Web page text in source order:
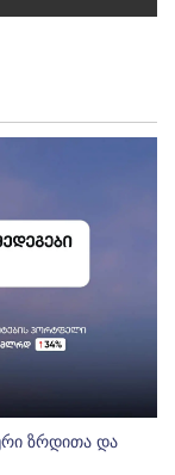
ზრდითა და